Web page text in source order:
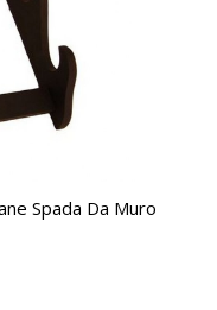
Spada Da Muro